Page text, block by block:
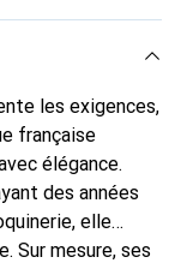
les exigences,
française
élégance.
des années
elle
Sur mesure, ses